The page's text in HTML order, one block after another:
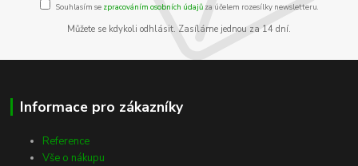
Souhlasím se zpracováním osobních údajůza účelem rozesílky newsletteru.
Můžete se kdykoli odhlásit. Zasíláme jednou za 14 dní.
Informace pro zákazníky
Reference
Vše o nákupu